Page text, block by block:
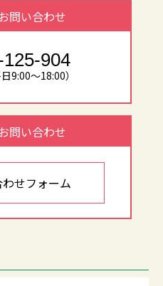
問い合わせ
904
9:00～18:00）
問い合わせ
せフォーム